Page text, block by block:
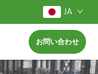
JA
お問い合わせ